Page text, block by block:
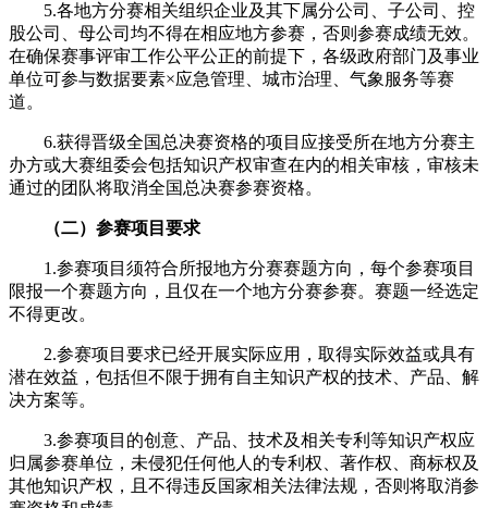
5.各地方分赛相关组织企业及其下属分公司、子公司、控
股公司、母公司均不得在相应地方参赛，否则参赛成绩无效。
在确保赛事评审工作公平公正的前提下，各级政府部门及事业
单位可参与数据要素×应急管理、城市治理、气象服务等赛
道。
6.获得晋级全国总决赛资格的项目应接受所在地方分赛主
办方或大赛组委会包括知识产权审查在内的相关审核，审核未
通过的团队将取消全国总决赛参赛资格。
（二）参赛项目要求
1.参赛项目须符合所报地方分赛赛题方向，每个参赛项目
限报一个赛题方向，且仅在一个地方分赛参赛。赛题一经选定
不得更改。
2.参赛项目要求已经开展实际应用，取得实际效益或具有
潜在效益，包括但不限于拥有自主知识产权的技术、产品、解
决方案等。
3.参赛项目的创意、产品、技术及相关专利等知识产权应
归属参赛单位，未侵犯任何他人的专利权、著作权、商标权及
其他知识产权，且不得违反国家相关法律法规，否则将取消参